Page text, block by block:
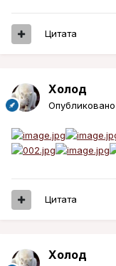
Цитата
Холод
Опубликовано
Цитата
Холод